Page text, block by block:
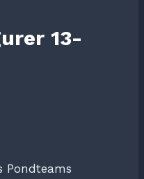
13-
Pondteams